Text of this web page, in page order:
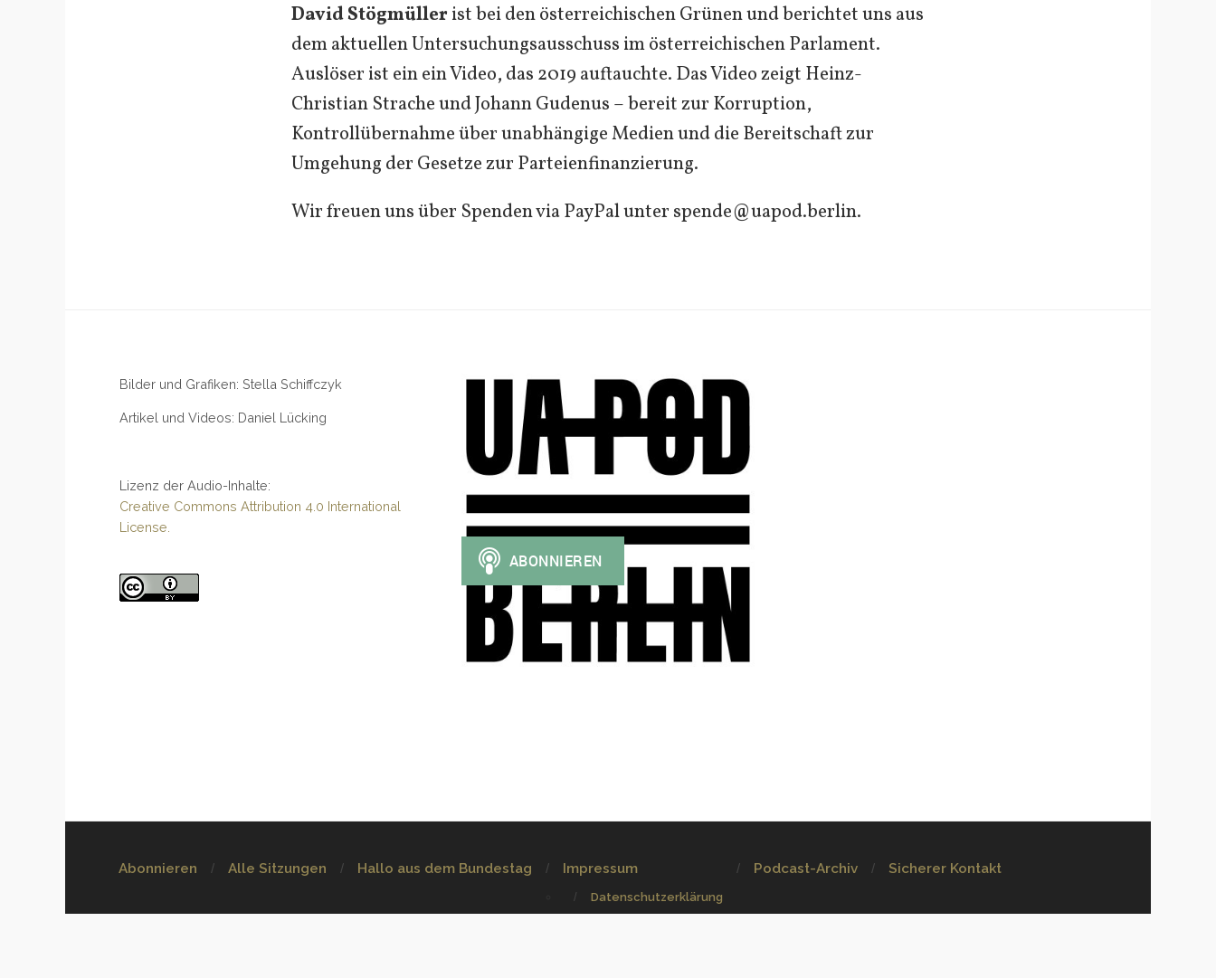
David Stögmüller ist bei den österreichischen Grünen und berichtet uns aus
dem aktuellen Untersuchungsausschuss im österreichischen Parlament.
Auslöser ist ein ein Video, das 2019 auftauchte. Das Video zeigt Heinz-
Christian Strache und Johann Gudenus – bereit zur Korruption,
Kontrollübernahme über unabhängige Medien und die Bereitschaft zur
Umgehung der Gesetze zur Parteienfinanzierung.
Wir freuen uns über Spenden via PayPal unter spende@uapod.berlin.
Bilder und Grafiken: Stella Schiffczyk
Artikel und Videos: Daniel Lücking
Lizenz der Audio-Inhalte:
Creative Commons Attribution 4.0 International
License.
Abonnieren Alle Sitzungen Hallo aus dem Bundestag Impressum
Datenschutzerklärung
Podcast-Archiv Sicherer Kontakt